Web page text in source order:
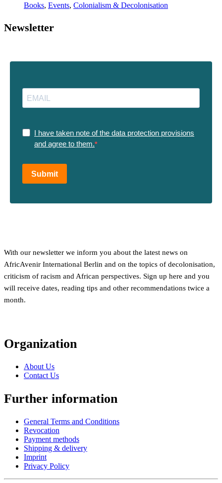
Books, Events, Colonialism & Decolonisation
Newsletter
I have taken note of the data protection provisions
and agree to them.
Submit
With our newsletter we inform you about the latest news on
AfricAvenir International Berlin and on the topics of decolonisation,
criticism of racism and African perspectives. Sign up here and you
will receive dates, reading tips and other recommendations twice a
month.
Organization
About Us
Contact Us
Further information
General Terms and Conditions
Revocation
Payment methods
Shipping & delivery
Imprint
Privacy Policy